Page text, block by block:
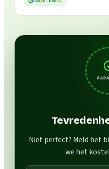
Niet perfect? Meld het
we het